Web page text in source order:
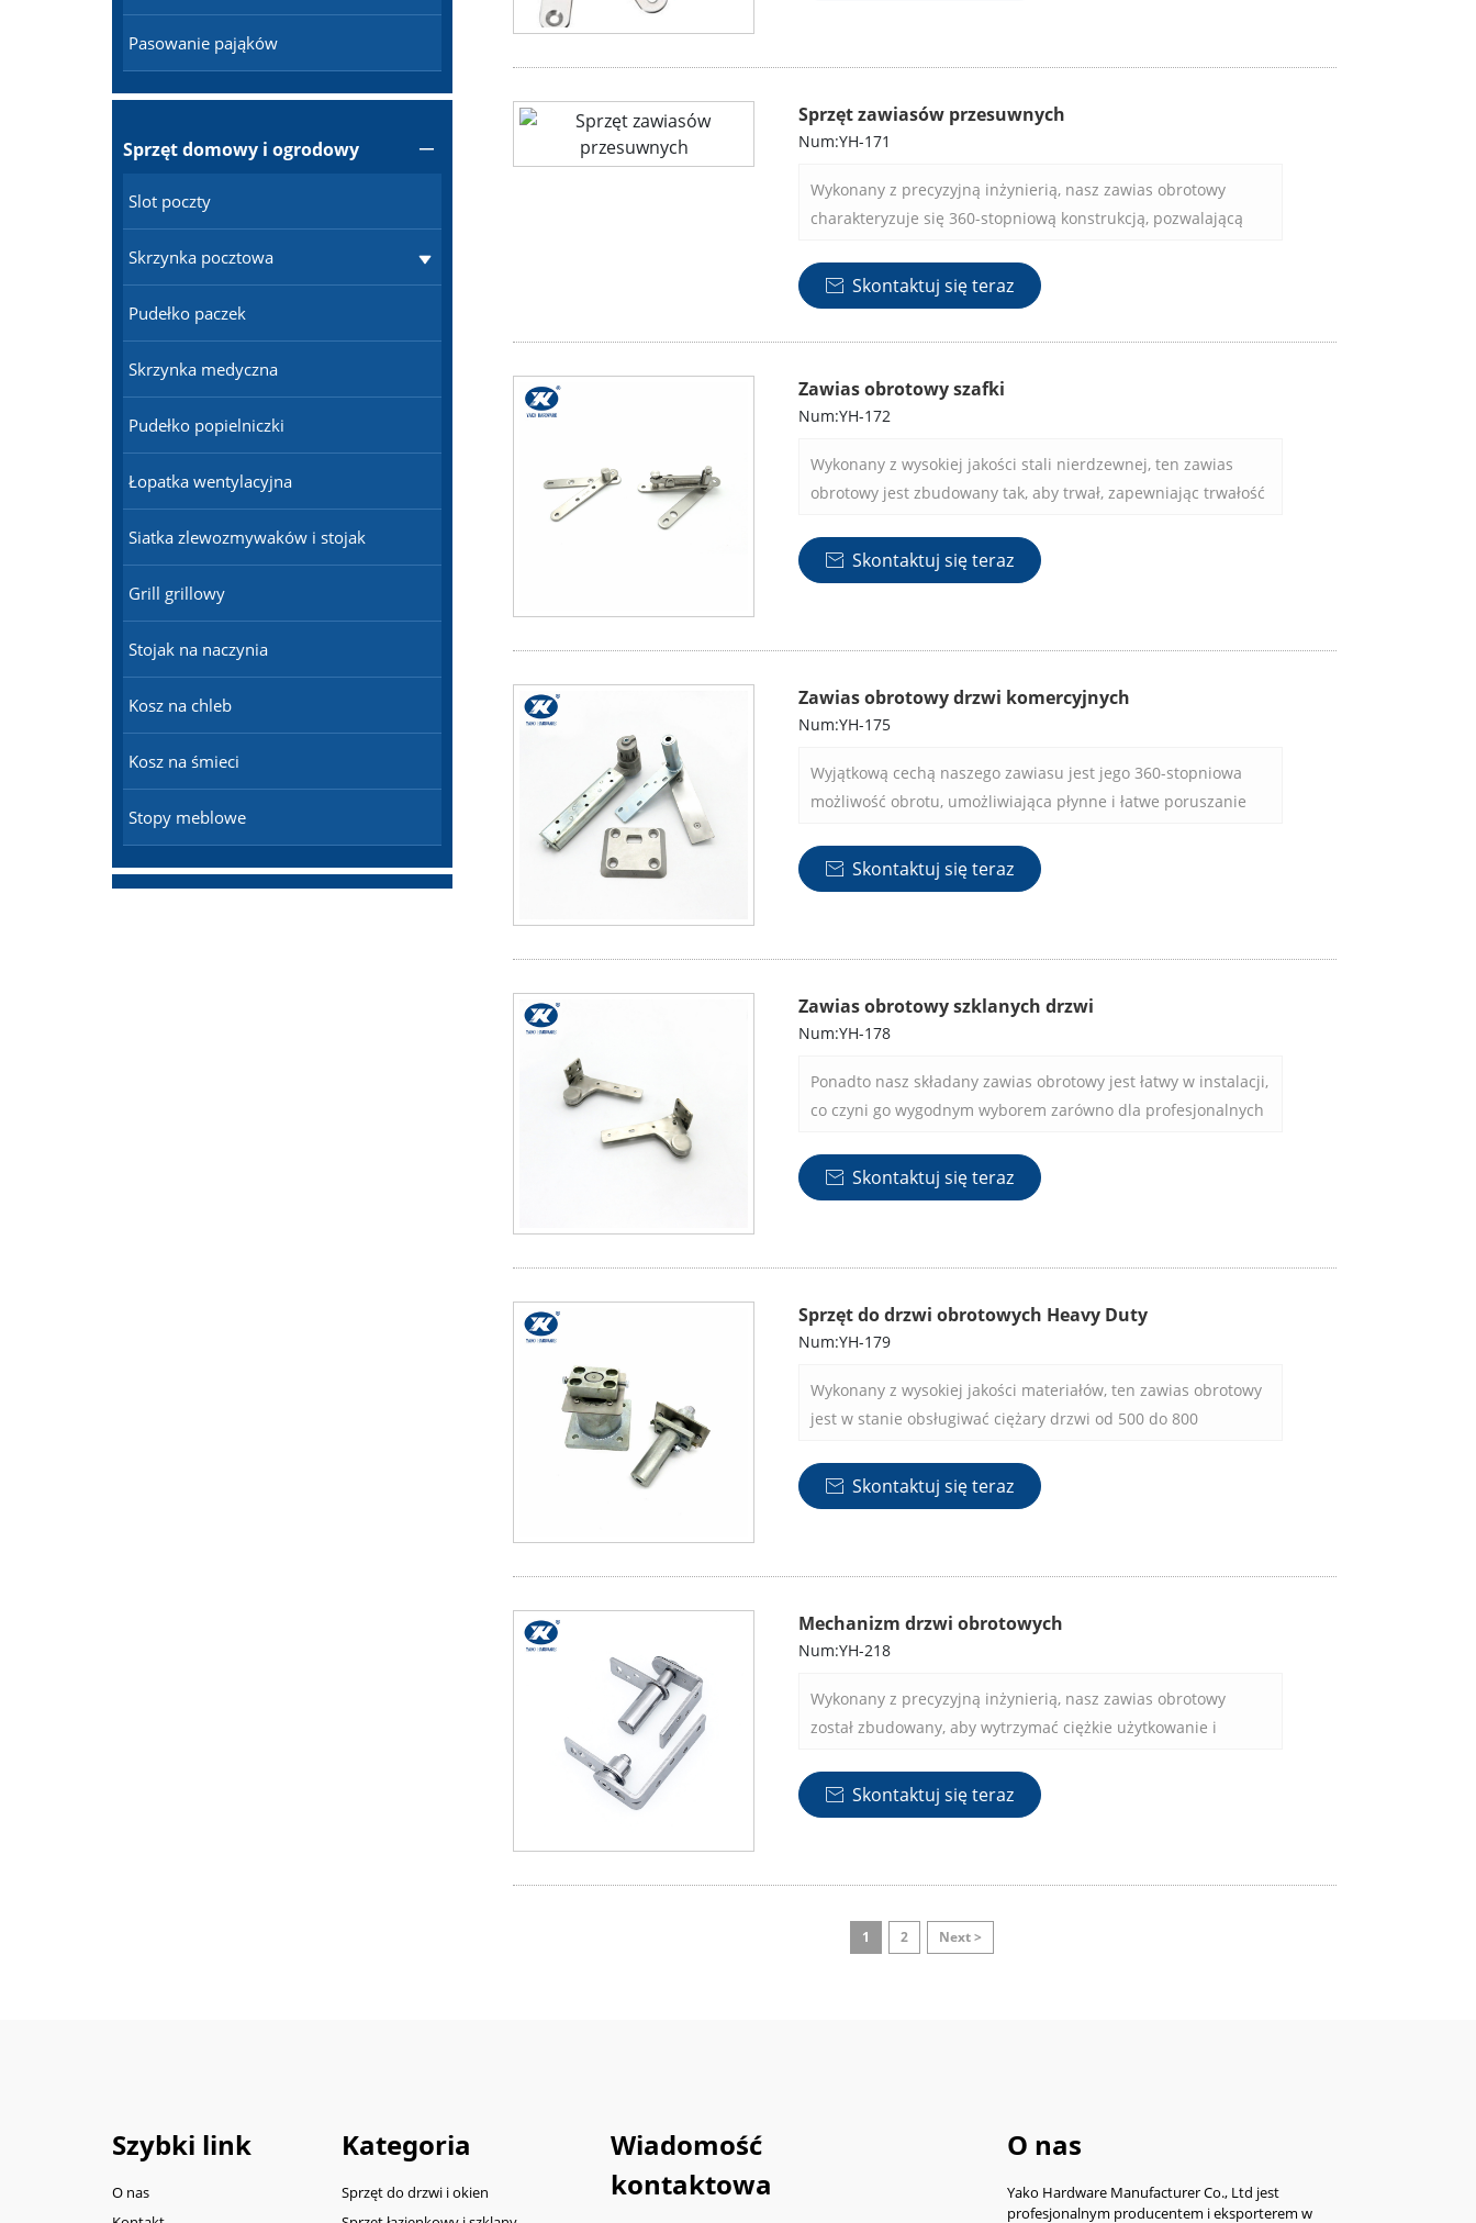
Pasowanie pająków
Sprzęt domowy i ogrodowy 
Slot poczty
Skrzynka pocztowa
Pudełko paczek
Skrzynka medyczna
Pudełko popielniczki
Łopatka wentylacyjna
Siatka zlewozmywaków i stojak
Grill grillowy
Stojak na naczynia
Kosz na chleb
Kosz na śmieci
Stopy meblowe
Sprzęt zawiasów przesuwnych
Num:YH-171
Wykonany z precyzyjną inżynierią, nasz zawias obrotowy
charakteryzuje się 360-stopniową konstrukcją, pozwalającą
wysiłku.
 Skontaktuj się teraz
Zawias obrotowy szafki
Num:YH-172
Wykonany z wysokiej jakości stali nierdzewnej, ten zawias
obrotowy jest zbudowany tak, aby trwał, zapewniając trwałość
 Skontaktuj się teraz
Zawias obrotowy drzwi komercyjnych
Num:YH-175
Wyjątkową cechą naszego zawiasu jest jego 360-stopniowa
możliwość obrotu, umożliwiająca płynne i łatwe poruszanie
nie tylko zwiększa estetyczny wygląd przestrzeni, ale także
maksymalizuje wygodę i dostępność.
 Skontaktuj się teraz
Zawias obrotowy szklanych drzwi
Num:YH-178
Ponadto nasz składany zawias obrotowy jest łatwy w instalacji,
co czyni go wygodnym wyborem zarówno dla profesjonalnych
 Skontaktuj się teraz
Sprzęt do drzwi obrotowych Heavy Duty
Num:YH-179
Wykonany z wysokiej jakości materiałów, ten zawias obrotowy
jest w stanie obsługiwać ciężary drzwi od 500 do 800
najbardziej wymagających zastosowaniach.
 Skontaktuj się teraz
Mechanizm drzwi obrotowych
Num:YH-218
Wykonany z precyzyjną inżynierią, nasz zawias obrotowy
został zbudowany, aby wytrzymać ciężkie użytkowanie i
miękkiego zamykania zapewnia delikatne i ciche zamykanie
drzwi, zapobiegając uderzaniu lub gwałtownym ruchom.
 Skontaktuj się teraz
1 2 Next >
Szybki link
O nas
Kategoria
Sprzęt do drzwi i okien
Wiadomość
kontaktowa
O nas
Yako Hardware Manufacturer Co., Ltd jest
profesjonalnym producentem i eksporterem w